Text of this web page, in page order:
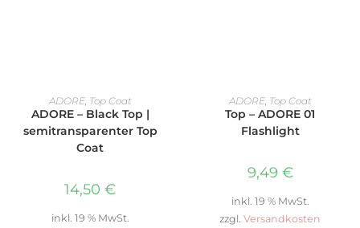
IN DEN WARENKORB
ADORE, Top Coat
ADORE – Black Top |
semitransparenter Top
Coat
14,50 €
inkl. 19 % MwSt.
WEITERLESEN
ADORE, Top Coat
Top – ADORE 01
Flashlight
9,49 €
inkl. 19 % MwSt.
zzgl. Versandkosten